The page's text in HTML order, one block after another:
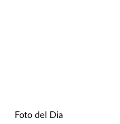
Foto del Dia